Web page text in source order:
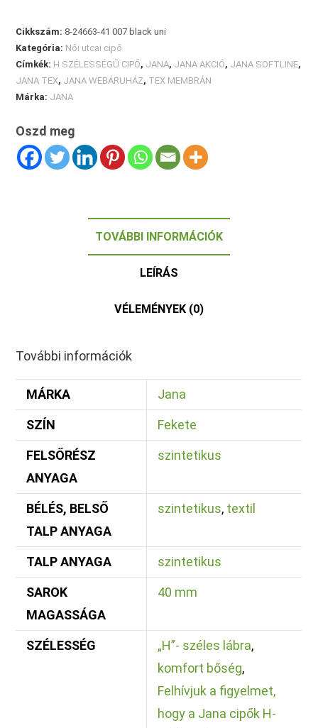
Cikkszám: 8-24663-41 007 black uni
Kategória: Női utcai cipő
Címkék: H SZÉLESSÉGŰ CIPŐ, JANA, JANA AKCIÓ, JANA SOFTLINE,
JANA TEX, JANA WEBÁRUHÁZ, TEX MEMBRÁN
Márka: JANA
Oszd meg
TOVÁBBI INFORMÁCIÓK
LEÍRÁS
VÉLEMÉNYEK (0)
További információk
MÁRKA Jana
SZÍN Fekete
FELSŐRÉSZ
ANYAGA
szintetikus
BÉLÉS, BELSŐ
TALP ANYAGA
szintetikus, textil
TALP ANYAGA szintetikus
SAROK
MAGASSÁGA
40 mm
SZÉLESSÉG „H”- széles lábra,
komfort bőség,
Felhívjuk a figyelmet,
hogy a Jana cipők H-